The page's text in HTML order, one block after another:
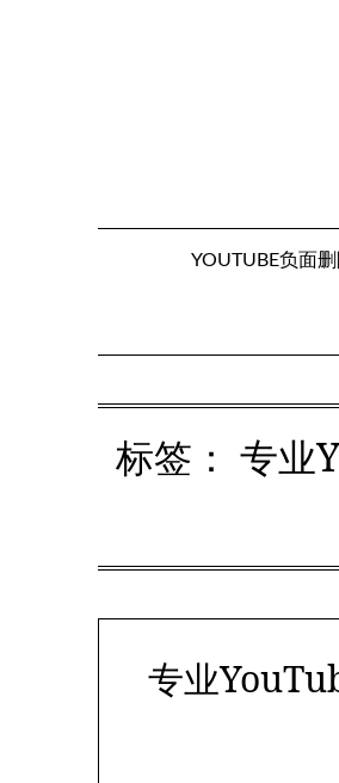
YOUTUBE负面
标签： 专业
专业